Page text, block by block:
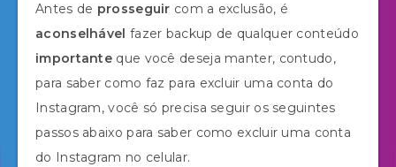
Antes de prosseguir com a exclusão, é
aconselhável fazer backup de qualquer conteúdo
importante que você deseja manter, contudo,
para saber como faz para excluir uma conta do
Instagram, você só precisa seguir os seguintes
passos abaixo para saber como excluir uma conta
do Instagram no celular.